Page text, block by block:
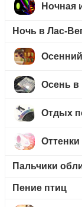
Ночная
Ночь в Лас-
Осень
Отдых
Пальчики
Пение птиц